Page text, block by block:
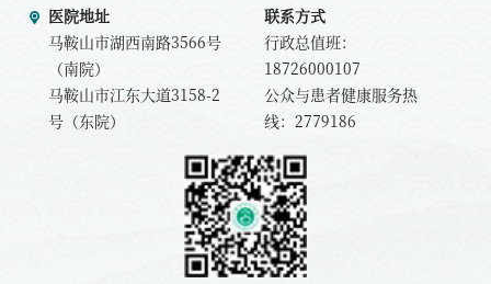
医院地址
马鞍山市湖西南路3566号
（南院）
马鞍山市江东大道3158-2
号（东院）
联系方式
行政总值班：
18726000107
公众与患者健康服务热
线：2779186